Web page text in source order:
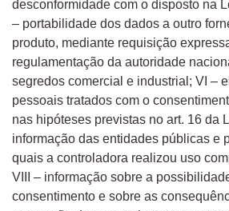
desconformidade com o disposto na
– portabilidade dos dados a outro
produto, mediante requisição
regulamentação da autoridade
segredos comercial e industrial; VI –
pessoais tratados com o
nas hipóteses previstas no art. 16 da
informação das entidades públicas e
quais a controladora realizou uso
VIII – informação sobre a
consentimento e sobre as